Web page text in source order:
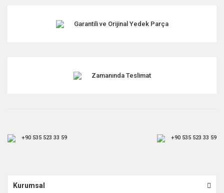
Garantili ve Orijinal Yedek Parça
Zamanında Teslimat
+90 535 523 33 59 +90 535 523 33 59
Kurumsal